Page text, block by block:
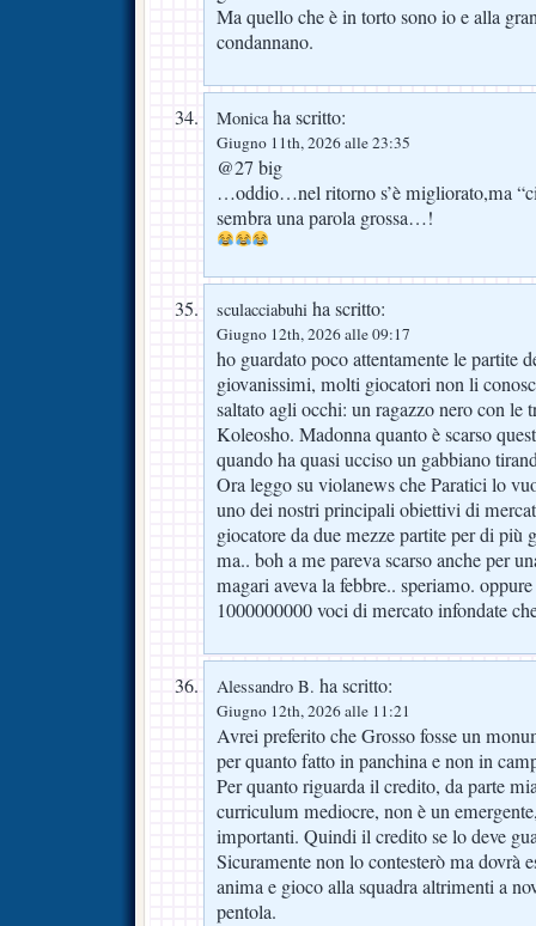
Ma quello che è in torto sono io e alla
condannano.
Monicaha scritto:
Giugno 11th, 2026 alle 23:35
@27 big
…oddio…nel ritorno s’è migliorato,ma
sembra una parola grossa…!
sculacciabuhi ha scritto:
Giugno 12th, 2026 alle 09:17
ho guardato poco attentamente le partite
giovanissimi, molti giocatori non li
saltato agli occhi: un ragazzo nero con le
Koleosho. Madonna quanto è scarso
quando ha quasi ucciso un gabbiano
Ora leggo su violanews che Paratici lo
uno dei nostri principali obiettivi di
giocatore da due mezze partite per di più
ma.. boh a me pareva scarso anche per
magari aveva la febbre.. speriamo.
1000000000 voci di mercato infondate
Alessandro B. ha scritto:
Giugno 12th, 2026 alle 11:21
Avrei preferito che Grosso fosse un
per quanto fatto in panchina e non in
Per quanto riguarda il credito, da parte
curriculum mediocre, non è un
importanti. Quindi il credito se lo deve
Sicuramente non lo contesterò ma dovrà
anima e gioco alla squadra altrimenti a
pentola.